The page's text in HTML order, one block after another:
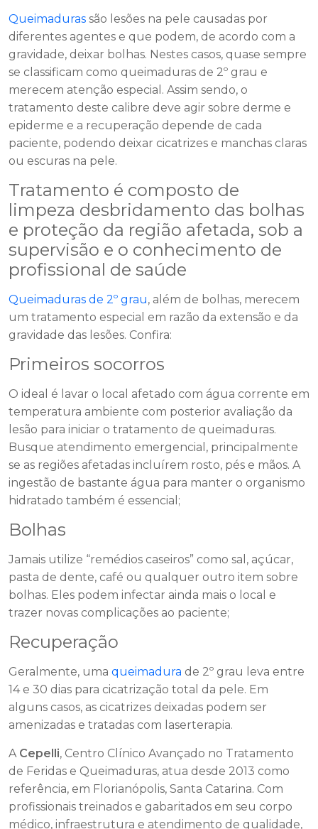
Queimaduras são lesões na pele causadas por
diferentes agentes e que podem, de acordo com a
gravidade, deixar bolhas. Nestes casos, quase sempre
se classificam como queimaduras de 2º grau e
merecem atenção especial. Assim sendo, o
tratamento deste calibre deve agir sobre derme e
epiderme e a recuperação depende de cada
paciente, podendo deixar cicatrizes e manchas claras
ou escuras na pele.
Tratamento é composto de
limpeza desbridamento das bolhas
e proteção da região afetada, sob a
supervisão e o conhecimento de
profissional de saúde
Queimaduras de 2º grau, além de bolhas, merecem
um tratamento especial em razão da extensão e da
gravidade das lesões. Confira:
Primeiros socorros
O ideal é lavar o local afetado com água corrente em
temperatura ambiente com posterior avaliação da
lesão para iniciar o tratamento de queimaduras.
Busque atendimento emergencial, principalmente
se as regiões afetadas incluírem rosto, pés e mãos. A
ingestão de bastante água para manter o organismo
hidratado também é essencial;
Bolhas
Jamais utilize “remédios caseiros” como sal, açúcar,
pasta de dente, café ou qualquer outro item sobre
bolhas. Eles podem infectar ainda mais o local e
trazer novas complicações ao paciente;
Recuperação
Geralmente, uma queimadura de 2º grau leva entre
14 e 30 dias para cicatrização total da pele. Em
alguns casos, as cicatrizes deixadas podem ser
amenizadas e tratadas com laserterapia.
A Cepelli, Centro Clínico Avançado no Tratamento
de Feridas e Queimaduras, atua desde 2013 como
referência, em Florianópolis, Santa Catarina. Com
profissionais treinados e gabaritados em seu corpo
médico, infraestrutura e atendimento de qualidade,